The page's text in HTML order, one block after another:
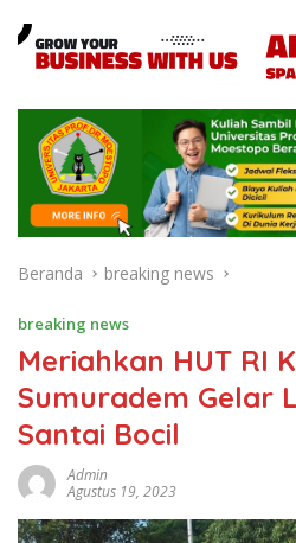
Beranda breaking news
breaking news
Meriahkan HUT RI
Sumuradem Gelar
Santai Bocil
Admin
Agustus 19, 2023